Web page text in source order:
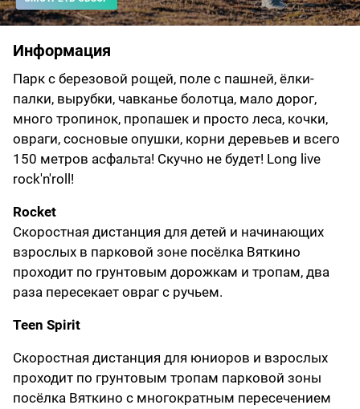
Информация
Парк с березовой рощей, поле с пашней, ёлки-
палки, вырубки, чавканье болотца, мало дорог,
много тропинок, пропашек и просто леса, кочки,
овраги, сосновые опушки, корни деревьев и всего
150 метров асфальта! Скучно не будет! Long live
rock'n'roll!
Rocket
Скоростная дистанция для детей и начинающих
взрослых в парковой зоне посёлка Вяткино
проходит по грунтовым дорожкам и тропам, два
раза пересекает овраг с ручьем.
Teen Spirit
Скоростная дистанция для юниоров и взрослых
проходит по грунтовым тропам парковой зоны
посёлка Вяткино с многократным пересечением